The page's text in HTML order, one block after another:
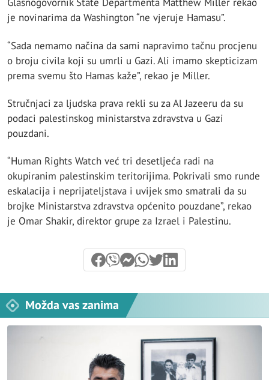
je novinarima da Washington “ne vjeruje Hamasu”.
“Sada nemamo načina da sami napravimo tačnu procjenu
o broju civila koji su umrli u Gazi. Ali imamo skepticizam
prema svemu što Hamas kaže”, rekao je Miller.
Stručnjaci za ljudska prava rekli su za Al Jazeeru da su
podaci palestinskog ministarstva zdravstva u Gazi
pouzdani.
“Human Rights Watch već tri desetljeća radi na
okupiranim palestinskim teritorijima. Pokrivali smo runde
eskalacija i neprijateljstava i uvijek smo smatrali da su
brojke Ministarstva zdravstva općenito pouzdane”, rekao
je Omar Shakir, direktor grupe za Izrael i Palestinu.
Možda vas zanima